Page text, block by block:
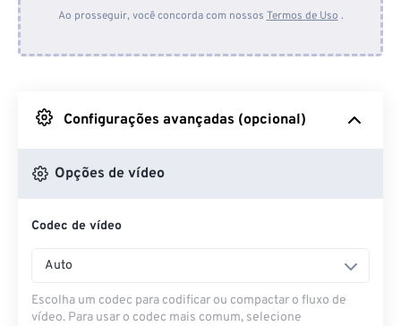
Do Google Drive
Do OneDrive
Ao prosseguir, você concorda com nossos Termos de Uso .
Configurações avançadas (opcional)
Opções de vídeo
Codec de vídeo
Auto
Escolha um codec para codificar ou compactar o fluxo de
vídeo. Para usar o codec mais comum, selecione